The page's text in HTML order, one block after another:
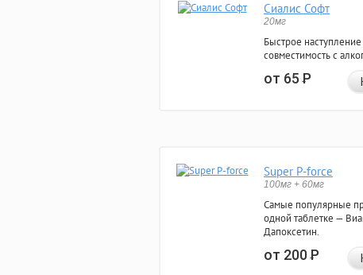
Сиалис Софт
20мг
Быстрое
совместимость с
от 65Р
Super P-force
100мг + 60мг
Самые популярные
одной таблетке —
Дапоксетин.
от 200Р